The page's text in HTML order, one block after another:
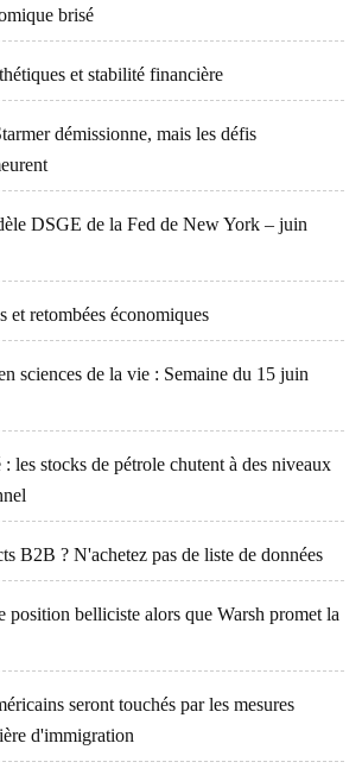
brisé
et stabilité financière
démissionne, mais les défis
DSGE de la Fed de New York – juin
et retombées économiques
sciences de la vie : Semaine du 15 juin
les stocks de pétrole chutent à des niveaux
B2B ? N'achetez pas de liste de données
position belliciste alors que Warsh promet la
seront touchés par les mesures
d'immigration